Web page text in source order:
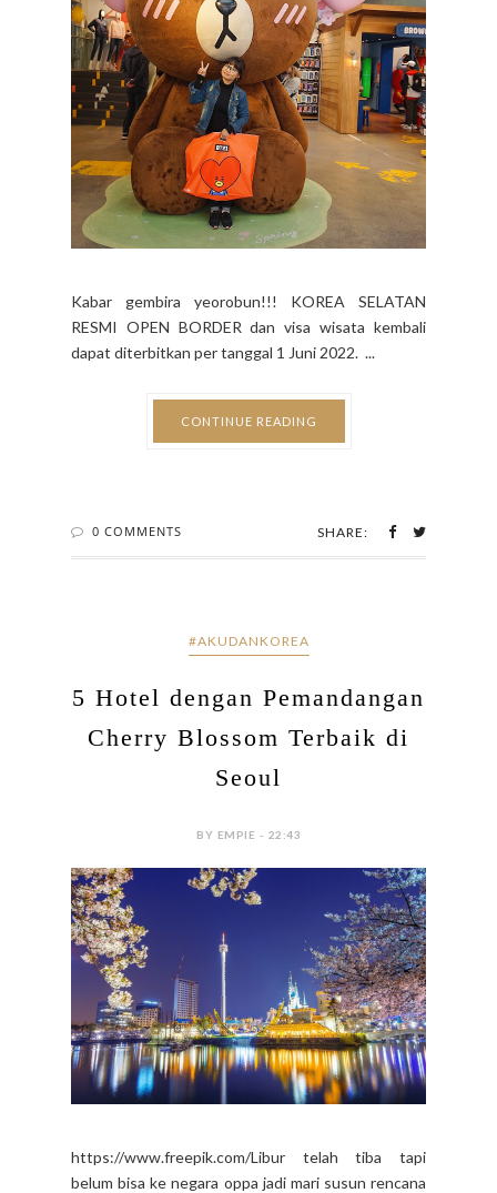
Kabar gembira yeorobun!!! KOREA SELATAN
RESMI OPEN BORDER dan visa wisata kembali
dapat diterbitkan per tanggal 1 Juni 2022. ...
CONTINUE READING
0 COMMENTS SHARE:
#AKUDANKOREA
5 Hotel dengan Pemandangan
Cherry Blossom Terbaik di
Seoul
BY EMPIE - 22:43
https://www.freepik.com/Libur telah tiba tapi
belum bisa ke negara oppa jadi mari susun rencana